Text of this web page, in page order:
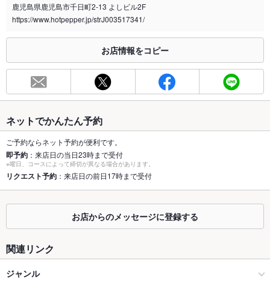
喫煙専用室 なし
合わせください。
お席
50席(テーブル席、堀り炬燵席をご用意。)
容人数
個室 なし
座敷 なし
掘りごたつ あり
鹿児島県鹿児島市千日町2-13 よしビル2F
https://www.hotpepper.jp/strJ003517341/
お店情報をコピー
ネットでかんたん予約
ご予約ならネット予約が便利です。
即予約 ：来店日の当日23時まで受付
※曜日、コースによって締切が異なる場合があります。
リクエスト予約 ：来店日の前日17時まで受付
お店からのメッセージに登録する
関連リンク
ジャンル